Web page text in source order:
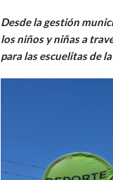
Desde la gestión
los niños y niñas a
para las escuelitas de